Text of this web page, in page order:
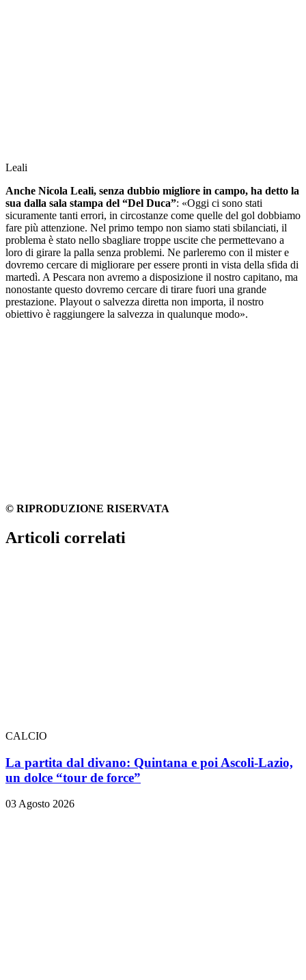
Leali
Anche Nicola Leali, senza dubbio migliore in campo, ha detto la
sua dalla sala stampa del “Del Duca”: «Oggi ci sono stati
sicuramente tanti errori, in circostanze come quelle del gol dobbiamo
fare più attenzione. Nel primo tempo non siamo stati sbilanciati, il
problema è stato nello sbagliare troppe uscite che permettevano a
loro di girare la palla senza problemi. Ne parleremo con il mister e
dovremo cercare di migliorare per essere pronti in vista della sfida di
martedì. A Pescara non avremo a disposizione il nostro capitano, ma
nonostante questo dovremo cercare di tirare fuori una grande
prestazione. Playout o salvezza diretta non importa, il nostro
obiettivo è raggiungere la salvezza in qualunque modo».
© RIPRODUZIONE RISERVATA
Articoli correlati
CALCIO
La partita dal divano: Quintana e poi Ascoli-Lazio,
un dolce “tour de force”
03 Agosto 2026